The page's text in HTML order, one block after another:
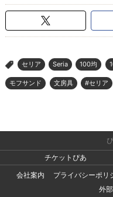
> セリア Seria 100均
モフサンド 文房具 #セリア
チケットぴあ
会社案内
プライバシーポリ
外